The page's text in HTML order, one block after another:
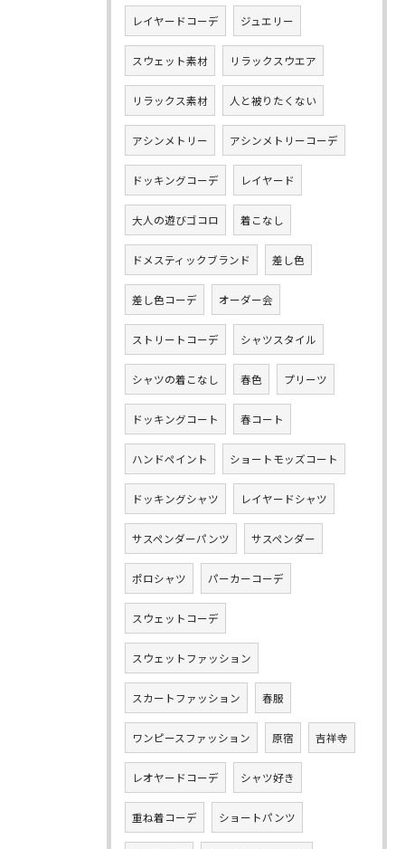
レイヤードコーデ ジュエリー
スウェット素材 リラックスウエア
リラックス素材 人と被りたくない
アシンメトリー アシンメトリーコーデ
ドッキングコーデ レイヤード
大人の遊びゴコロ 着こなし
ドメスティックブランド 差し色
差し色コーデ オーダー会
ストリートコーデ シャツスタイル
シャツの着こなし 春色 プリーツ
ドッキングコート 春コート
ハンドペイント ショートモッズコート
ドッキングシャツ レイヤードシャツ
サスペンダーパンツ サスペンダー
ポロシャツ パーカーコーデ
スウェットコーデ
スウェットファッション
スカートファッション 春服
ワンピースファッション 原宿 吉祥寺
レオヤードコーデ シャツ好き
重ね着コーデ ショートパンツ